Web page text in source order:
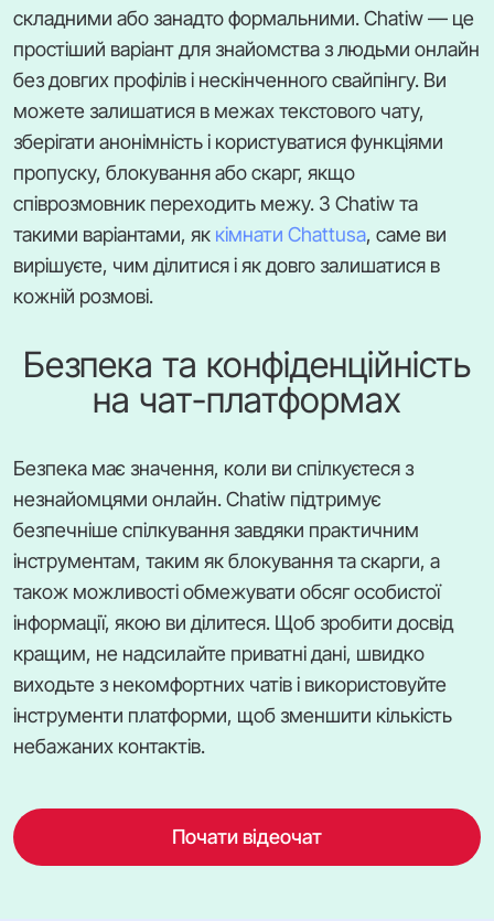
складними або занадто формальними. Chatiw — це
простіший варіант для знайомства з людьми онлайн
без довгих профілів і нескінченного свайпінгу. Ви
можете залишатися в межах текстового чату,
зберігати анонімність і користуватися функціями
пропуску, блокування або скарг, якщо
співрозмовник переходить межу. З Chatiw та
такими варіантами, як кімнати Chattusa, саме ви
вирішуєте, чим ділитися і як довго залишатися в
кожній розмові.
Безпека та конфіденційність
на чат-платформах
Безпека має значення, коли ви спілкуєтеся з
незнайомцями онлайн. Chatiw підтримує
безпечніше спілкування завдяки практичним
інструментам, таким як блокування та скарги, а
також можливості обмежувати обсяг особистої
інформації, якою ви ділитеся. Щоб зробити досвід
кращим, не надсилайте приватні дані, швидко
виходьте з некомфортних чатів і використовуйте
інструменти платформи, щоб зменшити кількість
небажаних контактів.
Почати відеочат